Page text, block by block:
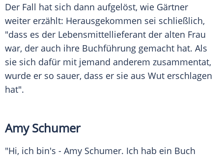
Der Fall hat sich dann aufgelöst, wie Gärtner
weiter erzählt: Herausgekommen sei schließlich,
"dass es der Lebensmittellieferant der alten Frau
war, der auch ihre Buchführung gemacht hat. Als
sie sich dafür mit jemand anderem zusammentat,
wurde er so sauer, dass er sie aus Wut erschlagen
hat".
Amy Schumer
"Hi, ich bin's - Amy Schumer. Ich hab ein Buch